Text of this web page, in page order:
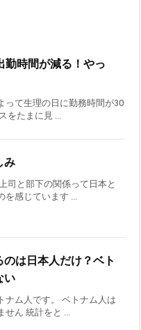
勤時間が減る！やっ
って生理の日に勤務時間が30
をたまに見 ...
み
司と部下の関係って日本と
を感じています ...
は日本人だけ？ベト
い
ナム人です。 ベトナム人は
せん 統計をと ...